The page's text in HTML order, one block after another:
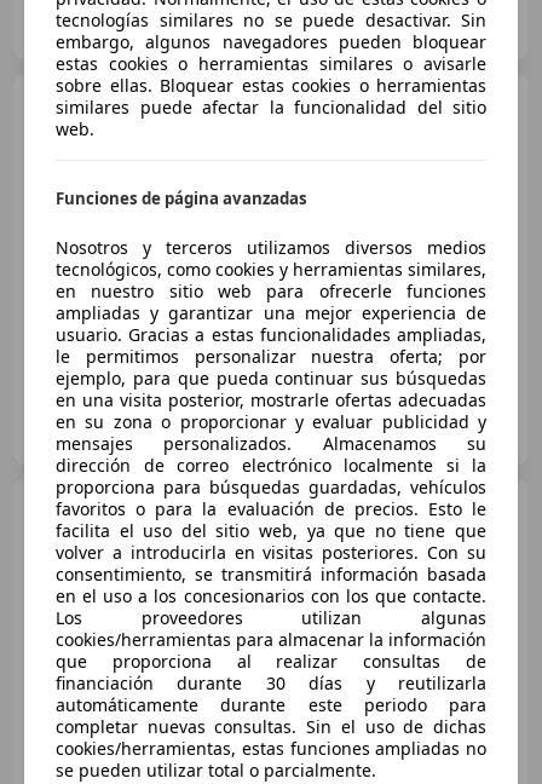
UNIOCASIÓ
ES-43001 TARRAGONA
Audi A1Sportback 30 TFSI
€ 25.490
Sincomparación
03/2025 31.735 km Gasolina 85 kW (116 CV)
MOVENTO SARSA
ES-08211 CASTELLAR DEL VALLES
Audi A1
Sportback 30 TFSI
Adrenalin S tronic 85kW
€ 26.900
Precio justo
05/2025 9.900 km Gasolina 85 kW (116 CV)
tecnologías similares no se puede desactivar. Sin
embargo, algunos navegadores pueden bloquear
estas cookies o herramientas similares o avisarle
sobre ellas. Bloquear estas cookies o herramientas
similares puede afectar la funcionalidad del sitio
web.
Funciones de página avanzadas
Nosotros y terceros utilizamos diversos medios
tecnológicos, como cookies y herramientas similares,
en nuestro sitio web para ofrecerle funciones
ampliadas y garantizar una mejor experiencia de
usuario. Gracias a estas funcionalidades ampliadas,
le permitimos personalizar nuestra oferta; por
ejemplo, para que pueda continuar sus búsquedas
en una visita posterior, mostrarle ofertas adecuadas
en su zona o proporcionar y evaluar publicidad y
mensajes personalizados. Almacenamos su
dirección de correo electrónico localmente si la
proporciona para búsquedas guardadas, vehículos
favoritos o para la evaluación de precios. Esto le
facilita el uso del sitio web, ya que no tiene que
volver a introducirla en visitas posteriores. Con su
consentimiento, se transmitirá información basada
en el uso a los concesionarios con los que contacte.
Los proveedores utilizan algunas
cookies/herramientas para almacenar la información
que proporciona al realizar consultas de
financiación durante 30 días y reutilizarla
automáticamente durante este periodo para
completar nuevas consultas. Sin el uso de dichas
cookies/herramientas, estas funciones ampliadas no
se pueden utilizar total o parcialmente.